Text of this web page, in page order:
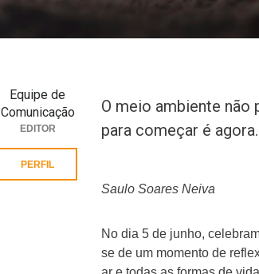
O meio ambiente
para começar é agora.
Saulo Soares Neiva
No dia 5 de junho,
se de um momento de
Equipe de
Comunicação
EDITOR
PERFIL